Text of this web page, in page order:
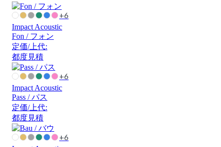
+6
Impact Acoustic
Fon / フォン
定価/上代:
都度見積
+6
Impact Acoustic
Pass / パス
定価/上代:
都度見積
+6